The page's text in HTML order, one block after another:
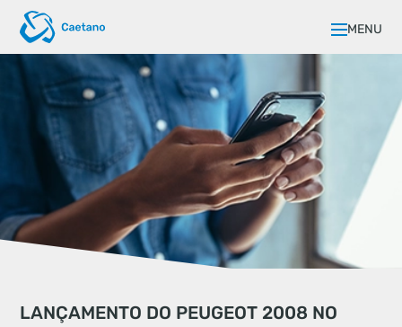
MENU
LANÇAMENTO DO PEUGEOT 2008 NO